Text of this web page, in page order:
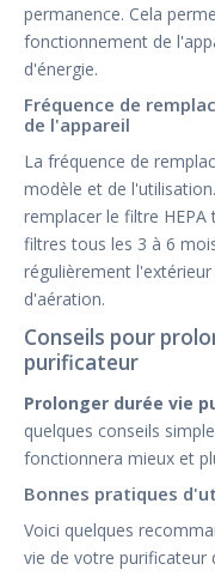
permanence. Cela
fonctionnement de
d'énergie.
Fréquence de
de l'appareil
La fréquence de
modèle et de
remplacer le filtre
filtres tous les 3 à 6
régulièrement
d'aération.
Conseils pour
purificateur
Prolonger durée vie
quelques conseils
fonctionnera mieux et
Bonnes pratiques
Voici quelques
vie de votre purificateur